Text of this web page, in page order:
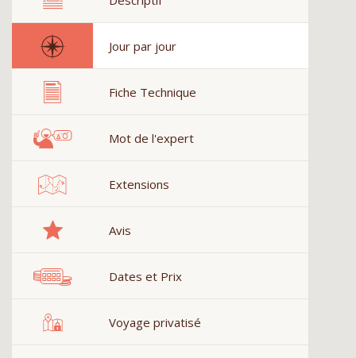
Jour par jour
Fiche Technique
Mot de l'expert
Extensions
Avis
Dates et Prix
Voyage privatisé